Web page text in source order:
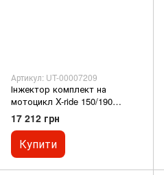
Артикул: UT-00007209
Інжектор комплект на
мотоцикл X-ride 150/190
ТЮНІНГ PITBIKE
17 212 грн
Купити